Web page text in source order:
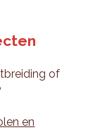
of
en